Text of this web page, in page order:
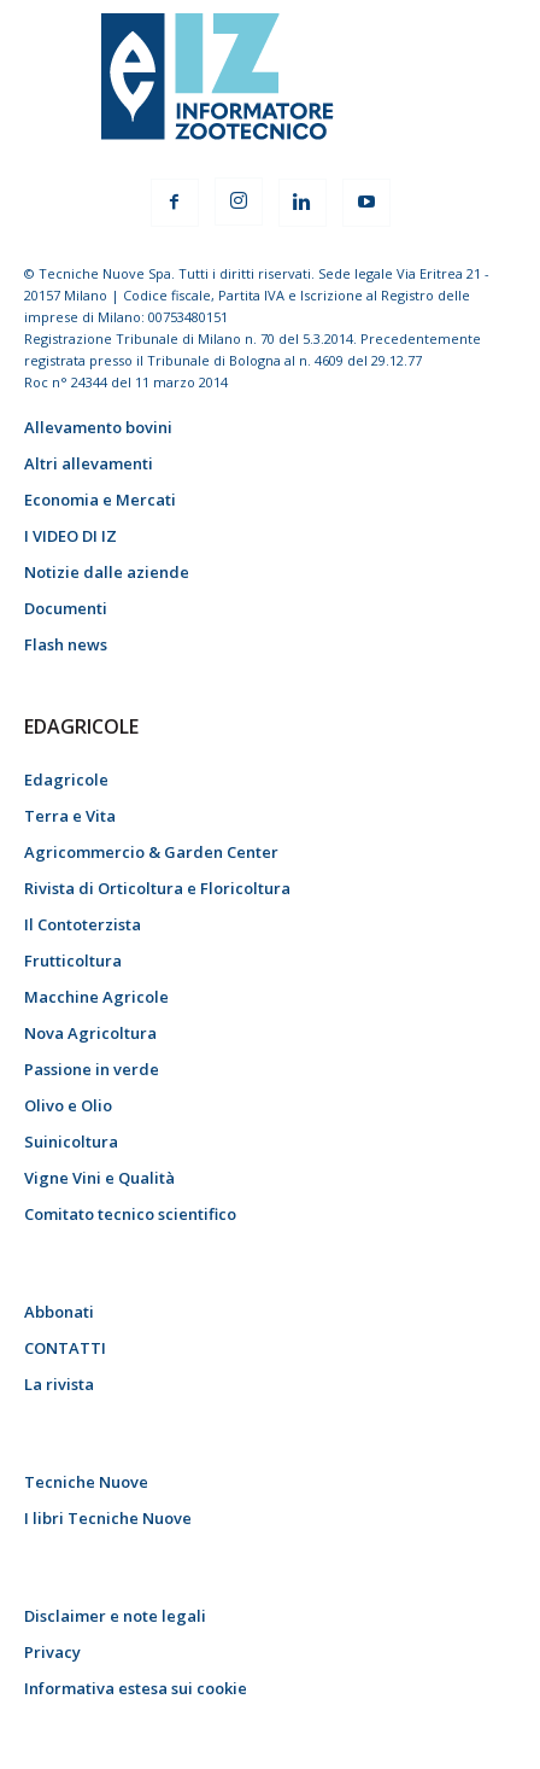
© Tecniche Nuove Spa. Tutti i diritti riservati. Sede legale Via Eritrea 21 -
20157 Milano | Codice fiscale, Partita IVA e Iscrizione al Registro delle
imprese di Milano: 00753480151
Registrazione Tribunale di Milano n. 70 del 5.3.2014. Precedentemente
registrata presso il Tribunale di Bologna al n. 4609 del 29.12.77
Roc n° 24344 del 11 marzo 2014
Allevamento bovini
Altri allevamenti
Economia e Mercati
I VIDEO DI IZ
Notizie dalle aziende
Documenti
Flash news
EDAGRICOLE
Edagricole
Terra e Vita
Agricommercio & Garden Center
Rivista di Orticoltura e Floricoltura
Il Contoterzista
Frutticoltura
Macchine Agricole
Nova Agricoltura
Passione in verde
Olivo e Olio
Suinicoltura
Vigne Vini e Qualità
Comitato tecnico scientifico
Abbonati
CONTATTI
La rivista
Tecniche Nuove
I libri Tecniche Nuove
Disclaimer e note legali
Privacy
Informativa estesa sui cookie